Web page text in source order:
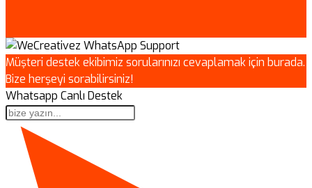
Müşteri destek ekibimiz sorularınızı cevaplamak için burada.
Bize herşeyi sorabilirsiniz!
Whatsapp Canlı Destek